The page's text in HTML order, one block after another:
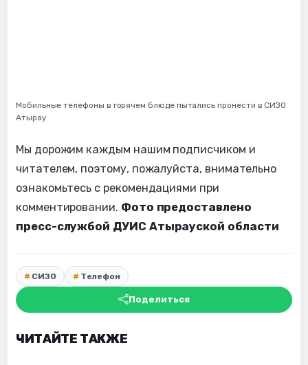
Мобильные телефоны в горячем блюде пытались пронести в СИЗО
Атырау
Мы дорожим каждым нашим подписчиком и
читателем, поэтому, пожалуйста, внимательно
ознакомьтесь с рекомендациями при
комментировании. Фото предоставлено
пресс-службой ДУИС Атырауской области
СИЗО Телефон
Поделиться
ЧИТАЙТЕ ТАКЖЕ